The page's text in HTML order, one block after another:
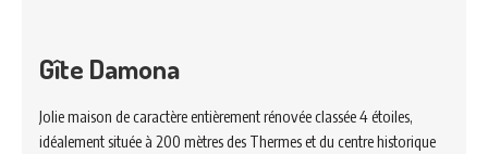
Gîte Damona
Jolie maison de caractère entièrement rénovée classée 4 étoiles,
idéalement située à 200 mètres des Thermes et du centre historique